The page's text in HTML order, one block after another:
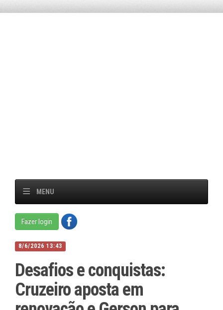
MENU
Fazer login
8/6/2026 13:43
Desafios e conquistas:
Cruzeiro aposta em